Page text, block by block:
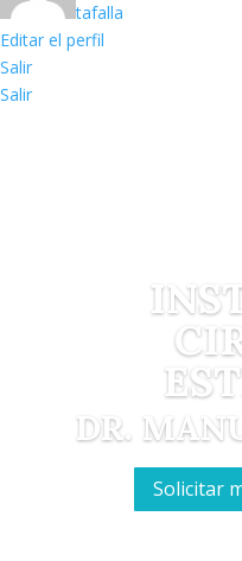
tafalla
Editar el perfil
Salir
Salir
DR.
Solicitar